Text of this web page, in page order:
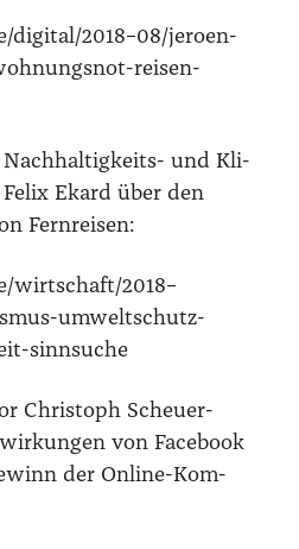
digital/2018–08/jeroen-
reisen-
und Kli­
Ekard über den
Fern­rei­sen:
wirtschaft/2018–
umweltschutz-
sinnsuche
Chris­toph Scheu­er­
von Face­book
der Online-Kom­